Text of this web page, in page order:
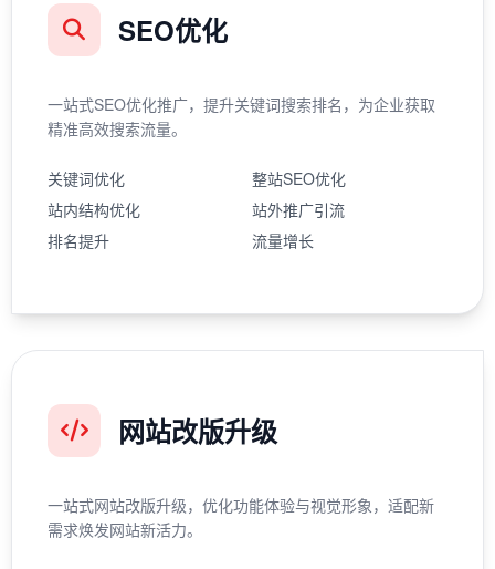
SEO优化
一站式SEO优化推广，提升关键词搜索排名，为企业获取
精准高效搜索流量。
关键词优化
整站SEO优化
站内结构优化
站外推广引流
排名提升
流量增长
网站改版升级
一站式网站改版升级，优化功能体验与视觉形象，适配新
需求焕发网站新活力。